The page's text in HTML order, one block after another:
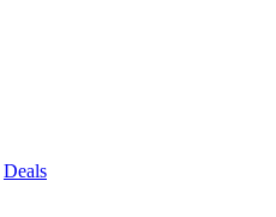
Deals